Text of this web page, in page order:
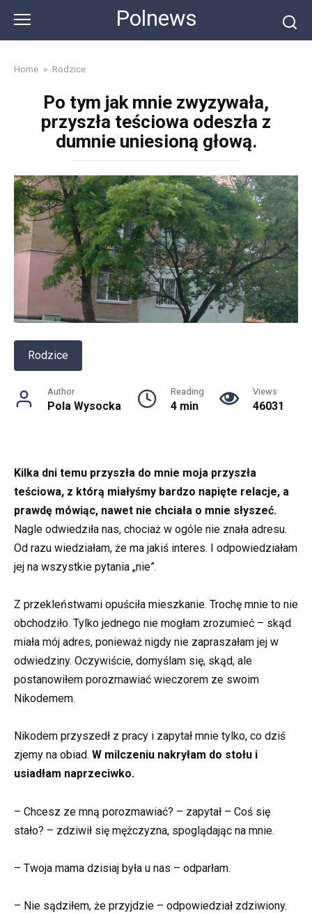
content
Polnews
Home » Rodzice
Po tym jak mnie zwyzywała,
przyszła teściowa odeszła z
dumnie uniesioną głową.
Rodzice
Author
Pola Wysocka
Reading
4 min
Views
46031
Kilka dni temu przyszła do mnie moja przyszła
teściowa, z którą miałyśmy bardzo napięte relacje, a
prawdę mówiąc, nawet nie chciała o mnie słyszeć.
Nagle odwiedziła nas, chociaż w ogóle nie znała adresu.
Od razu wiedziałam, że ma jakiś interes. I odpowiedziałam
jej na wszystkie pytania „nie”.
Z przekleństwami opuściła mieszkanie. Trochę mnie to nie
obchodziło. Tylko jednego nie mogłam zrozumieć – skąd
miała mój adres, ponieważ nigdy nie zapraszałam jej w
odwiedziny. Oczywiście, domyślam się, skąd, ale
postanowiłem porozmawiać wieczorem ze swoim
Nikodemem.
Nikodem przyszedł z pracy i zapytał mnie tylko, co dziś
zjemy na obiad. W milczeniu nakryłam do stołu i
usiadłam naprzeciwko.
– Chcesz ze mną porozmawiać? – zapytał – Coś się
stało? – zdziwił się mężczyzna, spoglądając na mnie.
– Twoja mama dzisiaj była u nas – odparłam.
– Nie sądziłem, że przyjdzie – odpowiedział zdziwiony.